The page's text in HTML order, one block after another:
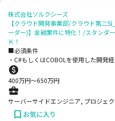
株式会社ソルクシーズ
【クラウド開発事業部/クラウド第二
ーダー)】金融案件に特化！/スタンダ
Ｋ！
■必須条件
・C#もしくはCOBOLを使用した開発
400万円〜650万円
サーバーサイドエンジニア, プロジェ
お気に入り